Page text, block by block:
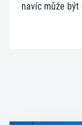
navíc může